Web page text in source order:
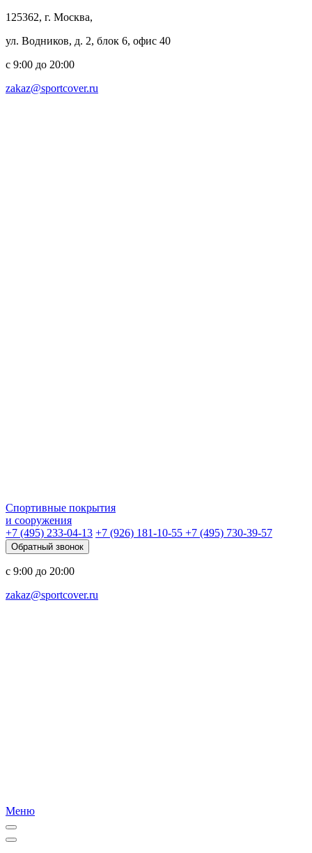
125362, г. Москва,
ул. Водников, д. 2, блок 6, офис 40
с 9:00 до 20:00
zakaz@sportcover.ru
Спортивные покрытия
и сооружения
+7 (495) 233-04-13 +7 (926) 181-10-55 +7 (495) 730-39-57
Обратный звонок
с 9:00 до 20:00
zakaz@sportcover.ru
Меню